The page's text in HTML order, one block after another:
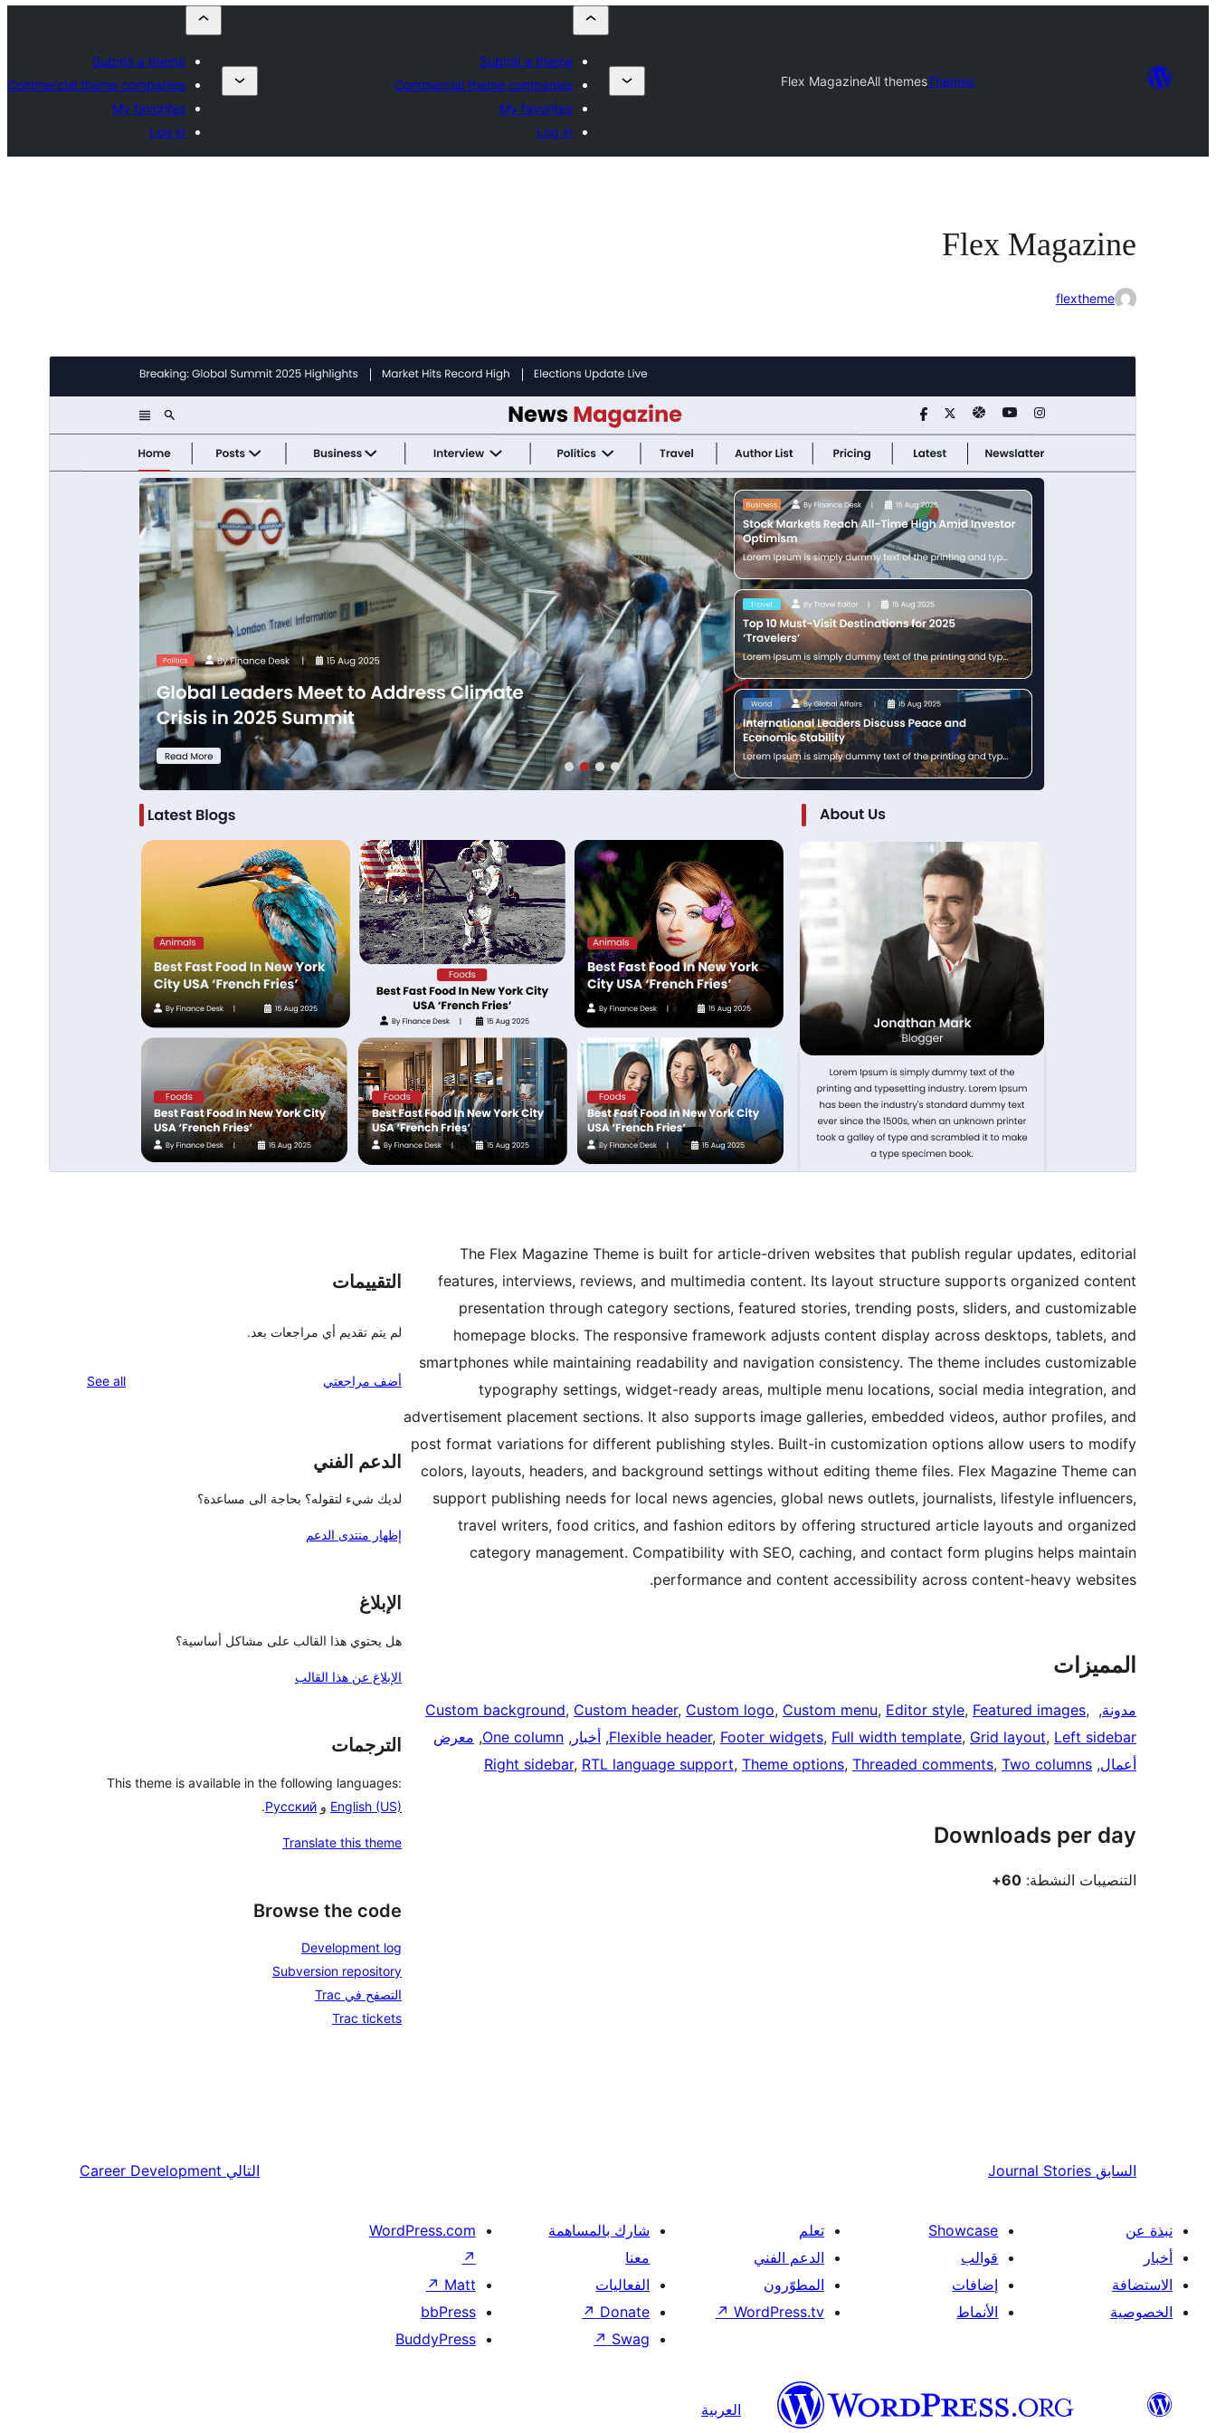
Themes
All themes
Flex Magazine
Submit a theme
Commercial theme companies
My favorites
Log in
Submit a theme
Commercial theme companies
My favorites
Log in
Flex Magazine
flextheme
معاينة تنزيل
Flex Multi Business
.
النسخة
Last updated
8 يوليو، 2026
Active installations
PHP version
Theme homepage
The Flex Magazine Theme is built for article-driven websites that publish regular updates, editorial
features, interviews, reviews, and multimedia content. Its layout structure supports organized content
presentation through category sections, featured stories, trending posts, sliders, and customizable
homepage blocks. The responsive framework adjusts content display across desktops, tablets, and
smartphones while maintaining readability and navigation consistency. The theme includes customizable
typography settings, widget-ready areas, multiple menu locations, social media integration, and
advertisement placement sections. It also supports image galleries, embedded videos, author profiles, and
post format variations for different publishing styles. Built-in customization options allow users to modify
colors, layouts, headers, and background settings without editing theme files. Flex Magazine Theme can
support publishing needs for local news agencies, global news outlets, journalists, lifestyle influencers,
travel writers, food critics, and fashion editors by offering structured article layouts and organized
category management. Compatibility with SEO, caching, and contact form plugins helps maintain
performance and content accessibility across content-heavy websites.
المميزات
مدونة,
Custom background, Custom header, Custom logo, Custom menu, Editor style, Featured images
Flexible header, Footer widgets, Full width template, Grid layout, Left sidebar
, أخبار ,
One column
, معرض
أعمال,
Right sidebar, RTL language support, Theme options, Threaded comments, Two columns
Downloads per day
التنصيبات النشطة: 60+
التقييمات
لم يتم تقديم أي مراجعات بعد.
أضف مراجعتي See all
الدعم الفني
لديك شيء لتقوله؟ بحاجة الى مساعدة؟
إظهار منتدى الدعم
الإبلاغ
هل يحتوي هذا القالب على مشاكل أساسية؟
الإبلاغ عن هذا القالب
الترجمات
This theme is available in the following languages:
English (US) و Русский
.
Translate this theme
Browse the code
Development log
Subversion repository
التصفح في Trac
Trac tickets
السابق Journal Stories التالي Career Development
نبذة عن
أخبار
الاستضافة
الخصوصية
Showcase
قوالب
إضافات
الأنماط
تعلم
الدعم الفني
المطوّرون
WordPress.tv
↗
شارك بالمساهمة
معنا
الفعاليات
Donate
↗
Swag
↗
WordPress.com
↗
Matt
↗
bbPress
BuddyPress
العربية